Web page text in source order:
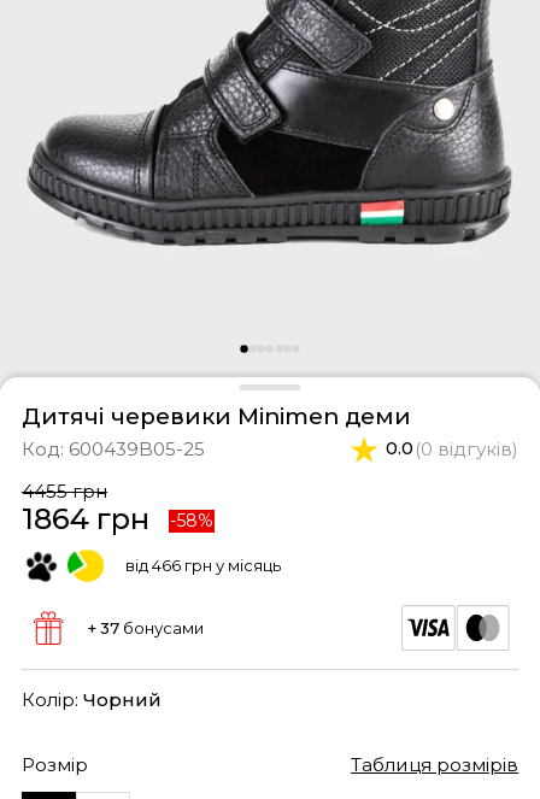
костюми
Дитячі черевики Minimen деми
Код: 600439B05-25 0.0 (0 відгуків)
4455 грн
1864 грн -58%
від 466 грн у місяць
+ 37 бонусами
Колір: Чорний
Розмір Таблиця розмірів